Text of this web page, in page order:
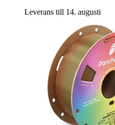
Leverans till 14. augusti